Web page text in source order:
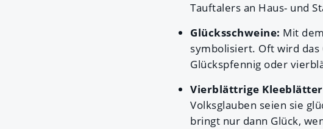
Tauftalers an Haus- und
Glücksschweine: Mit
symbolisiert. Oft wird
Glückspfennig oder
Vierblättrige Kleeblätter
Volksglauben seien sie
bringt nur dann Glück,